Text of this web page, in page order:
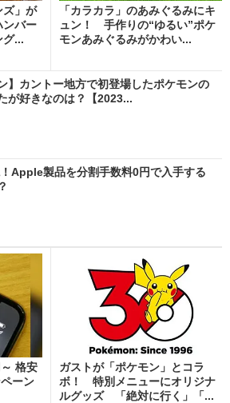
ズ」が
ンバー
グ...
「カラカラ」のあみぐるみにキ
ュン！ 手作りの“ゆるい”ポケ
モンあみぐるみがかわい...
】カントー地方で初登場したポケモンの
が好きなのは？【2023...
Apple製品を分割手数料0円で入手する
格安
ーン
ガストが「ポケモン」とコラ
ボ！ 特別メニューにオリジナ
ルグッズ 「絶対に行く」「...